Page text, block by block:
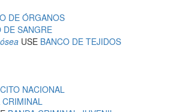
DE ÓRGANOS
DE SANGRE
USE BANCO DE TEJIDOS
NACIONAL
CRIMINAL